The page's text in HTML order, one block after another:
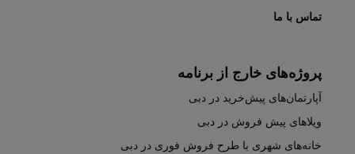
تماس با ما
پروژه‌های خارج از برنامه
آپارتمان‌های پیش‌خرید در دبی
ویلاهای پیش فروش در دبی
خانه‌های شهری با طرح فروش فوری در دبی